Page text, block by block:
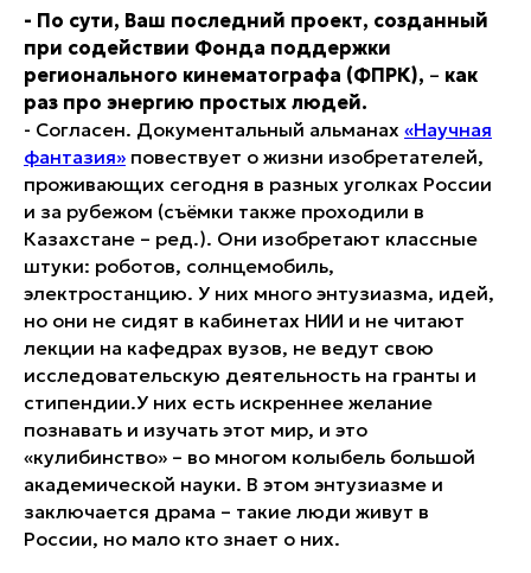
- По сути, Ваш последний проект, созданный
при содействии Фонда поддержки
регионального кинематографа (ФПРК), – как
раз про энергию простых людей.
- Согласен. Документальный альманах «Научная
фантазия» повествует о жизни изобретателей,
проживающих сегодня в разных уголках России
и за рубежом (съёмки также проходили в
Казахстане – ред.). Они изобретают классные
штуки: роботов, солнцемобиль,
электростанцию. У них много энтузиазма, идей,
но они не сидят в кабинетах НИИ и не читают
лекции на кафедрах вузов, не ведут свою
исследовательскую деятельность на гранты и
стипендии.У них есть искреннее желание
познавать и изучать этот мир, и это
«кулибинство» – во многом колыбель большой
академической науки. В этом энтузиазме и
заключается драма – такие люди живут в
России, но мало кто знает о них.